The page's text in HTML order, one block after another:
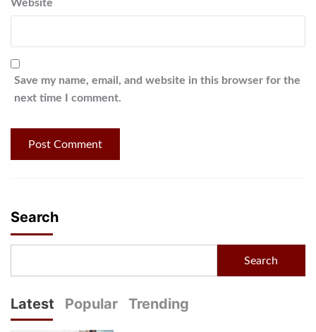
Website
Save my name, email, and website in this browser for the
next time I comment.
Search
Search
Latest Popular Trending